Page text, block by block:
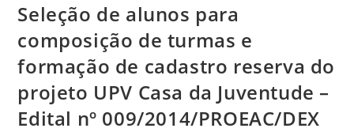
Seleção de alunos para
composição de turmas e
formação de cadastro reserva do
projeto UPV Casa da Juventude –
Edital nº 009/2014/PROEAC/DEX